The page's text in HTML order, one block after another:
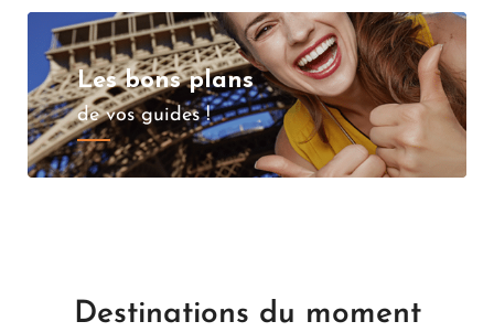
Les bons plans
de vos guides !
Destinations du moment